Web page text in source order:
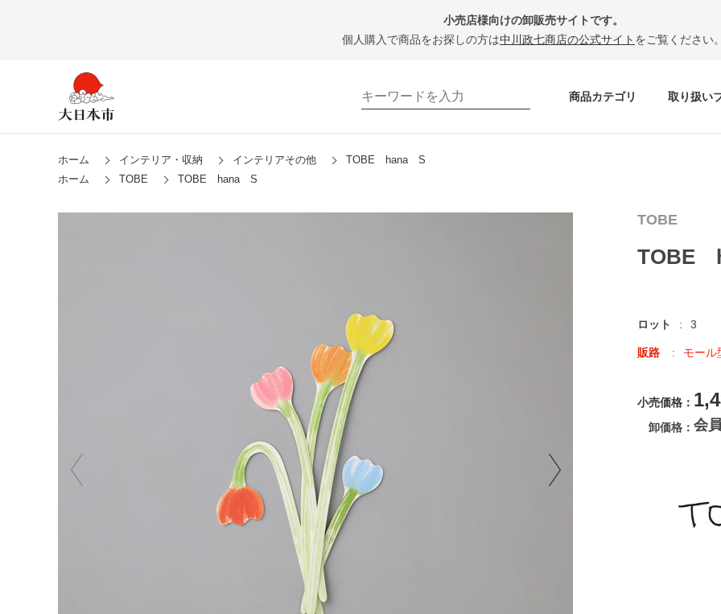
小売店様向けの卸販売サイトです。
個人購入で商品をお探しの方は中川政七商店の公式サイト をご覧ください。
商品カテゴリ 取り扱い
ホーム インテリア・収納 インテリアその他
TOBE hana S
ホーム
TOBE TOBE hana S
TOBE
TOBE
ロット 3
販路 モール
小売価格
卸価格
会